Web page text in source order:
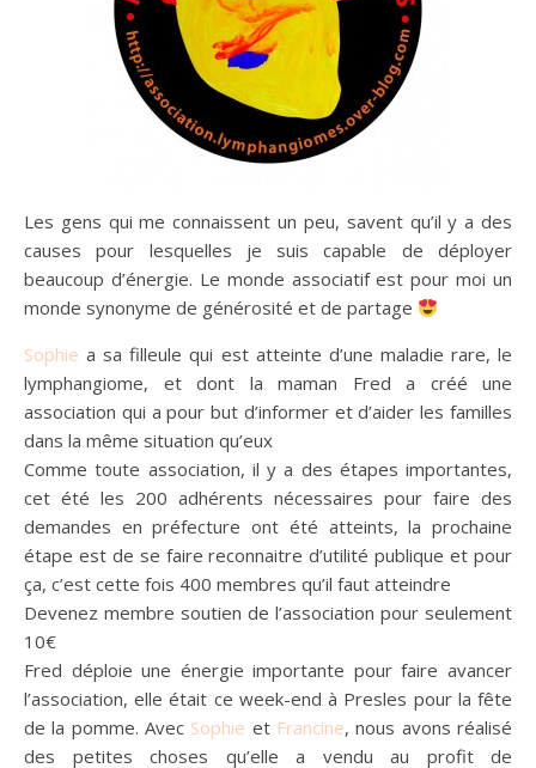
Les gens qui me connaissent un peu, savent qu’il y a des
causes pour lesquelles je suis capable de déployer
beaucoup d’énergie. Le monde associatif est pour moi un
monde synonyme de générosité et de partage
Sophie a sa filleule qui est atteinte d’une maladie rare, le
lymphangiome, et dont la maman Fred a créé une
association qui a pour but d’informer et d’aider les familles
dans la même situation qu’eux
Comme toute association, il y a des étapes importantes,
cet été les 200 adhérents nécessaires pour faire des
demandes en préfecture ont été atteints, la prochaine
étape est de se faire reconnaitre d’utilité publique et pour
ça, c’est cette fois 400 membres qu’il faut atteindre
Devenez membre soutien de l’association pour seulement
10€
Fred déploie une énergie importante pour faire avancer
l’association, elle était ce week-end à Presles pour la fête
de la pomme. Avec Sophie et Francine, nous avons réalisé
des petites choses qu’elle a vendu au profit de